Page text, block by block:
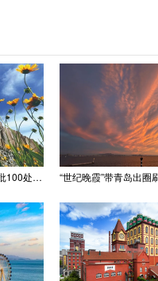
代表中国之美 即墨马山入选首批100处“美丽中国打卡点”